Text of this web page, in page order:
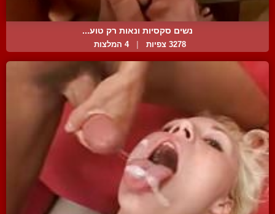
נשים סקסיות ונאות רק טוע...
3278 צפיות 4 המלצות